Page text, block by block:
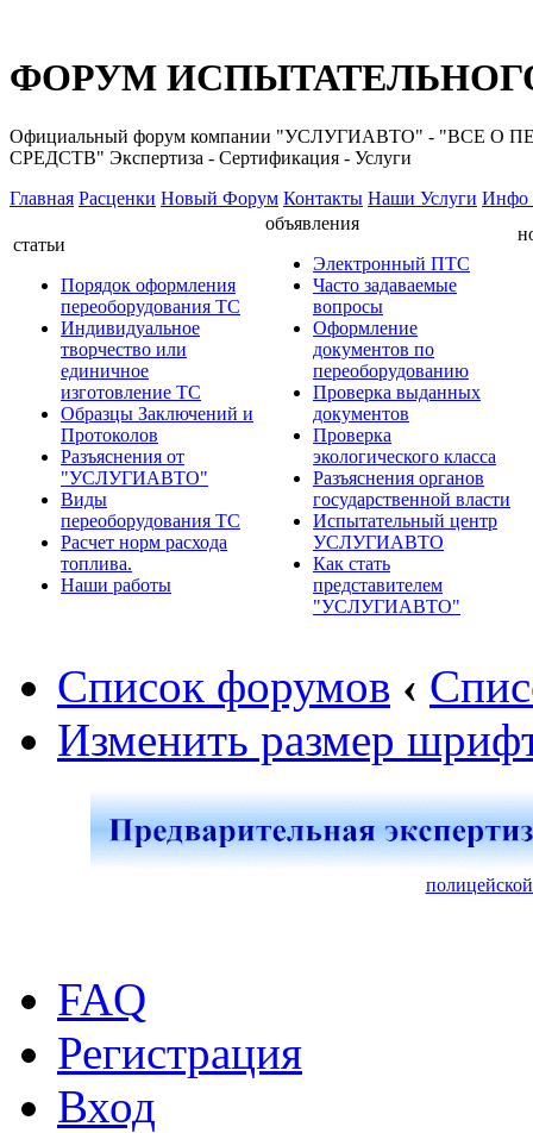
ФОРУМ
Официальный форум компании "УСЛУГИАВТО" -
СРЕДСТВ" Экспертиза - Сертификация - Услуги
Главная Расценки Новый Форум Контакты Наши Услуги Инфо
статьи
Порядок оформления
переоборудования ТС
Индивидуальное
творчество или
единичное
изготовление ТС
Образцы Заключений и
Протоколов
Разъяснения от
"УСЛУГИАВТО"
Виды
переоборудования ТС
Расчет норм расхода
топлива.
Наши работы
объявления
Электронный ПТС
Часто задаваемые
вопросы
Оформление
документов по
переоборудованию
Проверка выданных
документов
Проверка
экологического класса
Разъяснения органов
государственной власти
Испытательный центр
УСЛУГИАВТО
Как стать
представителем
"УСЛУГИАВТО"
Список форумов ‹
Изменить размер
FAQ
Регистрация
Вход